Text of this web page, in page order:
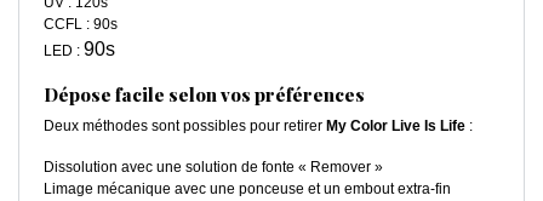
CCFL : 90s
LED : 90s
Dépose facile selon vos préférences
Deux méthodes sont possibles pour retirer My Color Live Is Life :
Dissolution avec une solution de fonte « Remover »
Limage mécanique avec une ponceuse et un embout extra-fin